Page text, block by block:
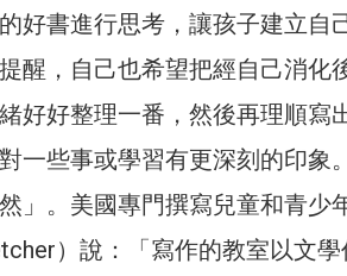
好書進行思考，讓孩子建立自
醒，自己也希望把經自己消化
好好整理一番，然後再理順寫
一些事或學習有更深刻的印象
」。美國專門撰寫兒童和青少
）說：「寫作的教室以文